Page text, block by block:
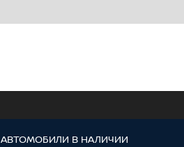
АВТОМОБИЛИ В НАЛИЧИИ